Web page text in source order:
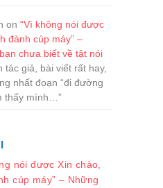
on “Vì không nói được
đành cúp máy” –
chưa biết về tật nói
tác giả, bài viết rất hay,
nhất đoạn “đi đường
thấy mình… ”
nói được Xin chào,
cúp máy” – Những